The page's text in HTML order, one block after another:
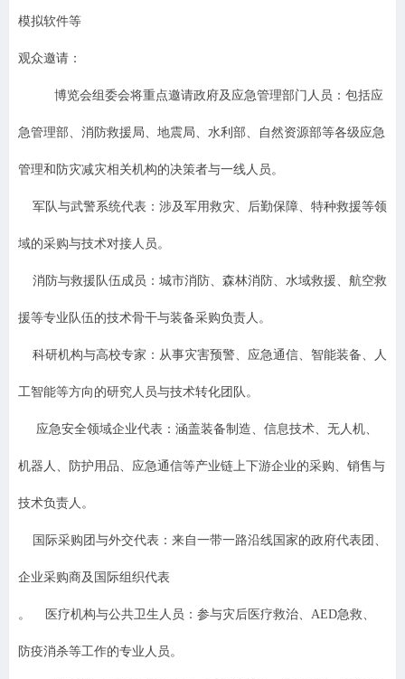
模拟软件等
观众邀请：
博览会组委会将重点邀请政府及应急管理部门人员 ：包括应
急管理部、消防救援局、地震局、水利部、自然资源部等各级应急
管理和防灾减灾相关机构的决策者与一线人员。
军队与武警系统代表 ：涉及军用救灾、后勤保障、特种救援等领
域的采购与技术对接人员。
消防与救援队伍成员 ：城市消防、森林消防、水域救援、航空救
援等专业队伍的技术骨干与装备采购负责人。
科研机构与高校专家 ：从事灾害预警、应急通信、智能装备、人
工智能等方向的研究人员与技术转化团队。
应急安全领域企业代表 ：涵盖装备制造、信息技术、无人机、
机器人、防护用品、应急通信等产业链上下游企业的采购、销售与
技术负责人。
国际采购团与外交代表 ：来自一带一路沿线国家的政府代表团、
企业采购商及国际组织代表
。 医疗机构与公共卫生人员 ：参与灾后医疗救治、 AED急救、
防疫消杀等工作的专业人员。